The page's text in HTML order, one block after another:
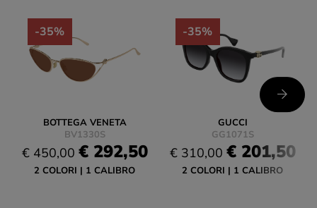
-35%
BOTTEGA VENETA
BV1330S
€ 450,00 € 292,50
2 COLORI 1 CALIBRO
-35%
GUCCI
GG1071S
€ 310,00 € 201,50
2 COLORI 1 CALIBRO